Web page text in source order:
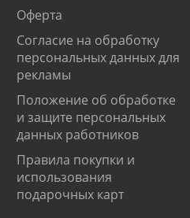
Оферта
Согласие на обработку
персональных данных для
рекламы
Положение об обработке
и защите персональных
данных работников
Правила покупки и
использования
подарочных карт